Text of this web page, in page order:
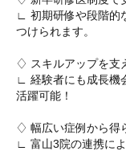
∟ 初期研修や段階的
つけられます。
♢ スキルアップを支
∟ 経験者にも成長機
活躍可能！
♢ 幅広い症例から得
∟ 富山3院の連携に